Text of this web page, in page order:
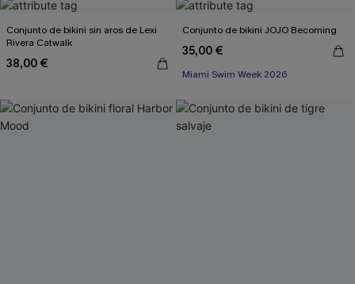
Conjunto de bikini sin aros de Lexi
Rivera Catwalk
38,00 €
Conjunto de bikini JOJO Becoming
35,00 €
Miami Swim Week 2026